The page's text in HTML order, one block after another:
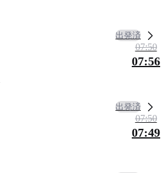
出発済
07:50
07:56
出発済
07:50
07:49